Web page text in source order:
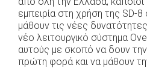
εμπειρία στη χρήση της SD-8
μάθουν τις νέες
νέο λειτουργικό σύστημα
αυτούς με σκοπό να δουν
πρώτη φορά και να μάθουν